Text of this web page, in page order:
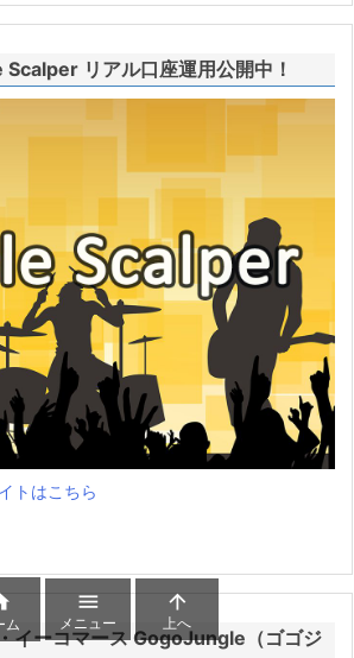
リアル口座運用公開中！
トはこちら
イーコマース GogoJungle（ゴゴジ
ム

メニュー

上へ